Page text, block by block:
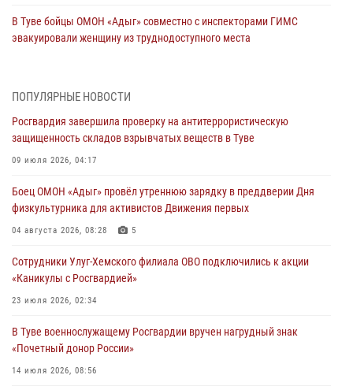
В Туве бойцы ОМОН «Адыг» совместно с инспекторами ГИМС
эвакуировали женщину из труднодоступного места
Росгвардия проверила организацию отдыха детей в детских
31 июля 2026, 03:49
Сотрудники вневедомственной охраны приняли участие в акции
29 июля 2026, 09:41
26 сигналов «Тревога» с автотранспортов отработали экипажи
29 июля 2026, 08:37
В Туве офицер Росгвардии подвела итоги юбилейного личного
28 июля 2026, 07:48
ПОПУЛЯРНЫЕ НОВОСТИ
Росгвардия завершила проверку на антитеррористическую
защищенность складов взрывчатых веществ в Туве
09 июля 2026, 04:17
Боец ОМОН «Адыг» провёл утреннюю зарядку в преддверии Дня
физкультурника для активистов Движения первых
04 августа 2026, 08:28 5
Сотрудники Улуг-Хемского филиала ОВО подключились к акции
«Каникулы с Росгвардией»
23 июля 2026, 02:34
В Туве военнослужащему Росгвардии вручен нагрудный знак
«Почетный донор России»
14 июля 2026, 08:56